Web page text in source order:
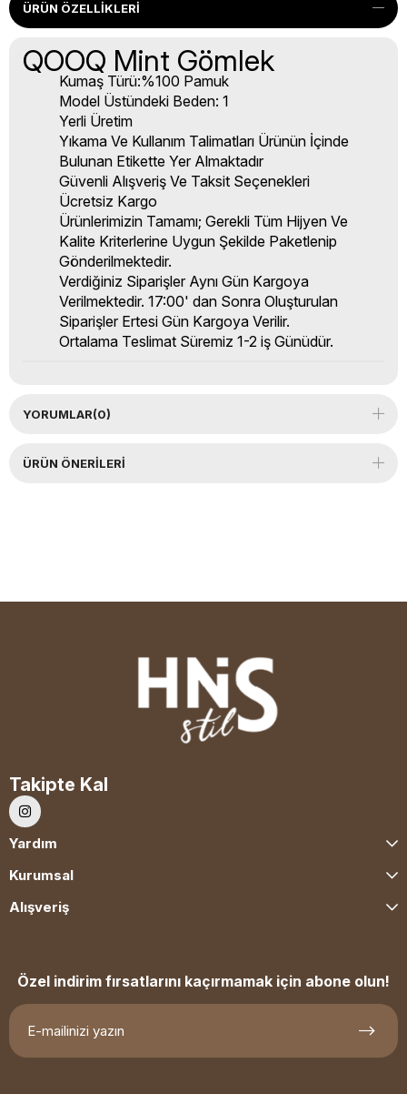
ÜRÜN ÖZELLIKLERI
QOOQ Mint Gömlek
Kumaş Türü:%100 Pamuk
Model Üstündeki Beden: 1
Yerli Üretim
Yıkama Ve Kullanım Talimatları Ürünün İçinde
Bulunan Etikette Yer Almaktadır
Güvenli Alışveriş Ve Taksit Seçenekleri
Ücretsiz Kargo
Ürünlerimizin Tamamı; Gerekli Tüm Hijyen Ve
Kalite Kriterlerine Uygun Şekilde Paketlenip
Gönderilmektedir.
Verdiğiniz Siparişler Aynı Gün Kargoya
Verilmektedir. 17:00' dan Sonra Oluşturulan
Siparişler Ertesi Gün Kargoya Verilir.
Ortalama Teslimat Süremiz 1-2 iş Günüdür.
YORUMLAR(0)
ÜRÜN ÖNERILERI
Takipte Kal
Yardım
Kurumsal
Alışveriş
Özel indirim fırsatlarını kaçırmamak için abone olun!